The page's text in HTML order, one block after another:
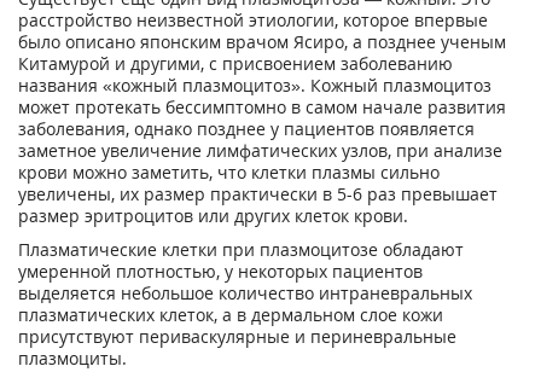
расстройство неизвестной этиологии, которое впервые
было описано японским врачом Ясиро, а позднее ученым
Китамурой и другими, с присвоением заболеванию
названия «кожный плазмоцитоз». Кожный плазмоцитоз
может протекать бессимптомно в самом начале развития
заболевания, однако позднее у пациентов появляется
заметное увеличение лимфатических узлов, при анализе
крови можно заметить, что клетки плазмы сильно
увеличены, их размер практически в 5-6 раз превышает
размер эритроцитов или других клеток крови.
Плазматические клетки при плазмоцитозе обладают
умеренной плотностью, у некоторых пациентов
выделяется небольшое количество интраневральных
плазматических клеток, а в дермальном слое кожи
присутствуют периваскулярные и периневральные
плазмоциты.